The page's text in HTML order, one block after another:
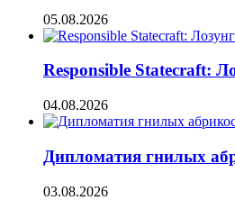
05.08.2026
Responsible Statecraft:
04.08.2026
Дипломатия гнилых
03.08.2026